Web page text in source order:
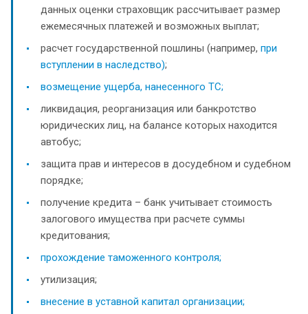
данных оценки страховщик рассчитывает размер
ежемесячных платежей и возможных выплат;
расчет государственной пошлины (например, при
вступлении в наследство);
возмещение ущерба, нанесенного ТС;
ликвидация, реорганизация или банкротство
юридических лиц, на балансе которых находится
автобус;
защита прав и интересов в досудебном и судебном
порядке;
получение кредита – банк учитывает стоимость
залогового имущества при расчете суммы
кредитования;
прохождение таможенного контроля;
утилизация;
внесение в уставной капитал организации;